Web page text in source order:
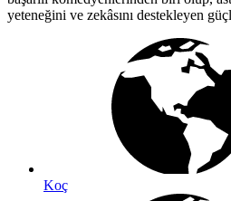
yeteneğini ve zekâsını destekleyen
Koç